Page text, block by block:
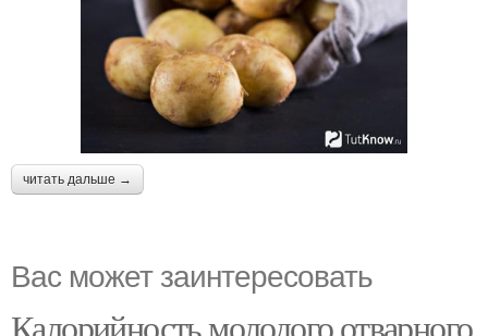
читать дальше →
Вас может заинтересовать
Калорийность молодого отварного